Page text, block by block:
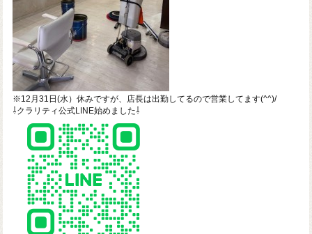
※12月31日(水）休みですが、店長は出勤してるので営業してます(^^)/
⇩クラリティ公式LINE始めました⇩